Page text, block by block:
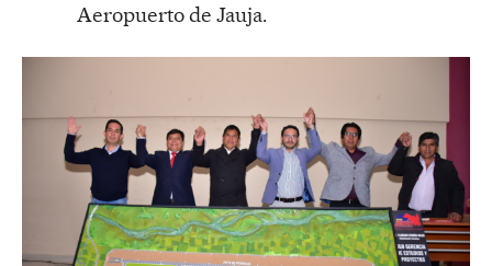
Aeropuerto de Jauja.